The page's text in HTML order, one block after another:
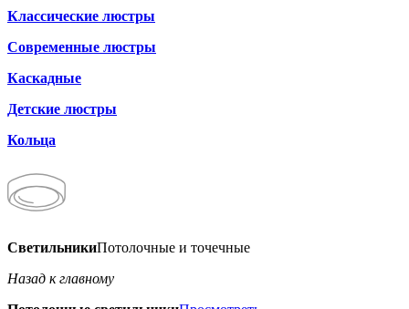
Классические люстры
Современные люстры
Каскадные
Детские люстры
Кольца
СветильникиПотолочные и точечные
Назад к главному